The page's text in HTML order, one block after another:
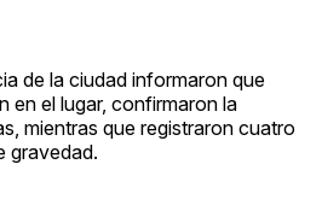
de la ciudad informaron que
en el lugar, confirmaron la
mientras que registraron cuatro
gravedad.